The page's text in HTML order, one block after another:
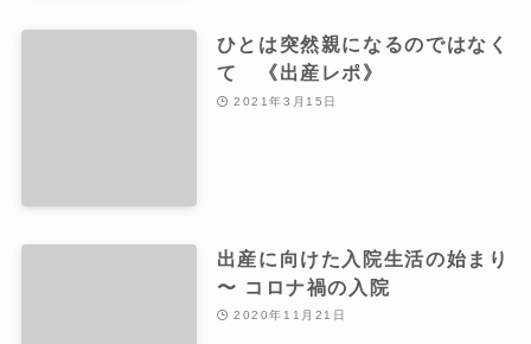
ひとは突然親になるのではなく
て 《出産レポ》
2021年3月15日
出産に向けた入院生活の始まり
〜 コロナ禍の入院
2020年11月21日